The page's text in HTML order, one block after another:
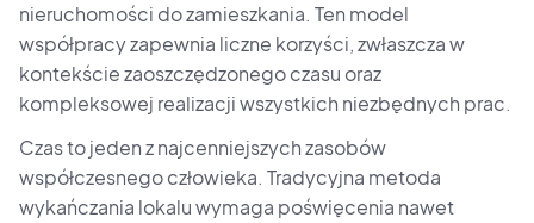
nieruchomości do zamieszkania. Ten model
współpracy zapewnia liczne korzyści, zwłaszcza w
kontekście zaoszczędzonego czasu oraz
kompleksowej realizacji wszystkich niezbędnych prac.
Czas to jeden z najcenniejszych zasobów
współczesnego człowieka. Tradycyjna metoda
wykańczania lokalu wymaga poświęcenia nawet